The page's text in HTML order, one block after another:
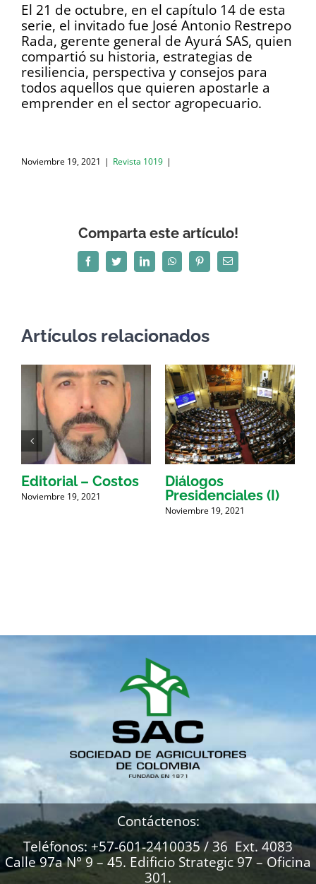
El 21 de octubre, en el capítulo 14 de esta
serie, el invitado fue José Antonio Restrepo
Rada, gerente general de Ayurá SAS, quien
compartió su historia, estrategias de
resiliencia, perspectiva y consejos para
todos aquellos que quieren apostarle a
emprender en el sector agropecuario.
Noviembre 19, 2021 | Revista 1019 |
Comparta este artículo!
FacebookTwitterLinkedInWhatsAppPinterestCorreo
electrónico
Artículos relacionados
Editorial – Costos
Noviembre 19, 2021
Diálogos
Presidenciales (I)
Noviembre 19, 2021
Contáctenos:
Teléfonos: +57-601-2410035 / 36 Ext. 4083
Calle 97a N° 9 – 45. Edificio Strategic 97 – Oficina
301.